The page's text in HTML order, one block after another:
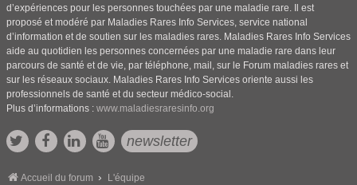
d’expériences pour les personnes touchées par une maladie rare. Il est
proposé et modéré par Maladies Rares Info Services, service national
d’information et de soutien sur les maladies rares. Maladies Rares Info Services
aide au quotidien les personnes concernées par une maladie rare dans leur
parcours de santé et de vie, par téléphone, mail, sur le Forum maladies rares et
sur les réseaux sociaux. Maladies Rares Info Services oriente aussi les
professionnels de santé et du secteur médico-social.
Plus d’informations : www.maladiesraresinfo.org
newsletter
Accueil du forum L'équipe